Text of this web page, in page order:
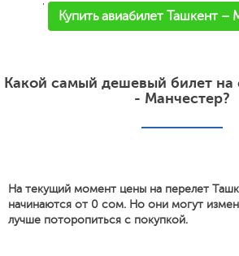
'
Купить авиабилет Ташкент –
Какой самый дешевый билет на
- Манчестер?
На текущий момент цены на перелет
начинаются от 0 сом. Но они могут
лучше поторопиться с покупкой.